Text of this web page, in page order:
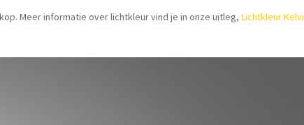
Meer informatie over lichtkleur vind je in onze uitleg, Lichtkleur